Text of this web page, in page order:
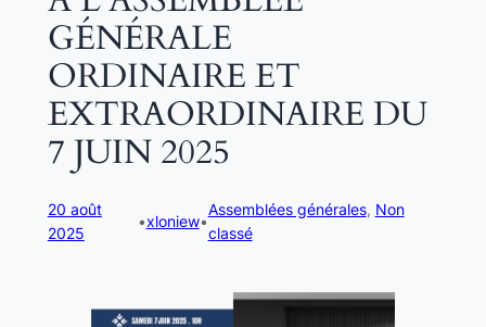
GÉNÉRALE
ORDINAIRE ET
EXTRAORDINAIRE DU
7 JUIN 2025
20 août
2025
•xloniew•
Assemblées générales, Non
classé